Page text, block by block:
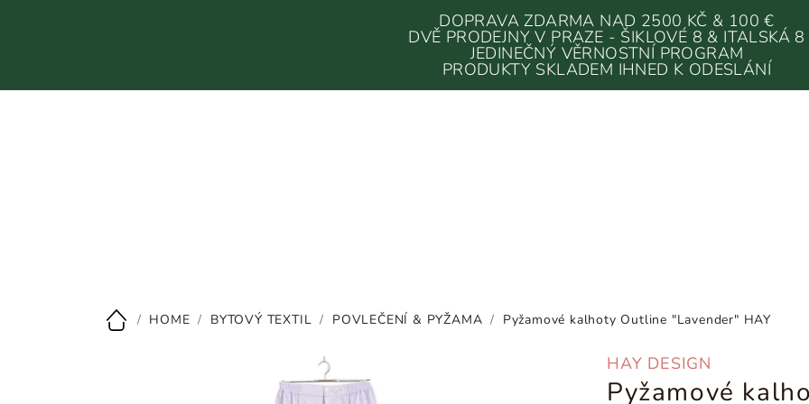
DOPRAVA ZDARMA NAD 2500 KČ & 100 €
DVĚ PRODEJNY V PRAZE - ŠIKLOVÉ 8 & ITALSKÁ 8
JEDINEČNÝ VĚRNOSTNÍ PROGRAM
PRODUKTY SKLADEM IHNED K ODESLÁNÍ
Domů
/ HOME / BYTOVÝ TEXTIL / POVLEČENÍ & PYŽAMA / Pyžamové kalhoty Outline "Lavender" HAY
HAY DESIGN
Pyžamové